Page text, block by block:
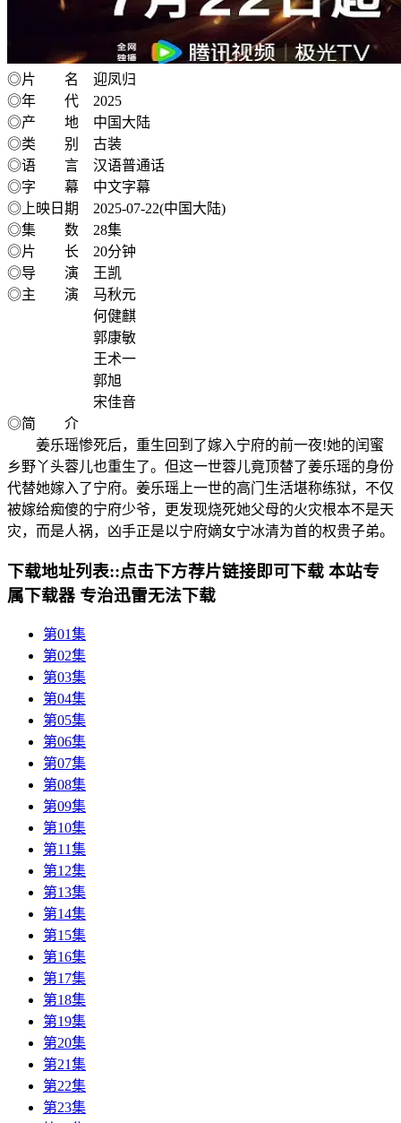
◎片 名 迎凤归
◎年 代 2025
◎产 地 中国大陆
◎类 别 古装
◎语 言 汉语普通话
◎字 幕 中文字幕
◎上映日期 2025-07-22(中国大陆)
◎集 数 28集
◎片 长 20分钟
◎导 演 王凯
◎主 演 马秋元
何健麒
郭康敏
王术一
郭旭
宋佳音
◎简 介
姜乐瑶惨死后，重生回到了嫁入宁府的前一夜!她的闰蜜
乡野丫头蓉儿也重生了。但这一世蓉儿竟顶替了姜乐瑶的身份
代替她嫁入了宁府。姜乐瑶上一世的高门生活堪称练狱，不仅
被嫁给痴傻的宁府少爷，更发现烧死她父母的火灾根本不是天
灾，而是人祸，凶手正是以宁府嫡女宁冰清为首的权贵子弟。
下载地址列表::点击下方荐片链接即可下载 本站专
属下载器 专治迅雷无法下载
第01集
第02集
第03集
第04集
第05集
第06集
第07集
第08集
第09集
第10集
第11集
第12集
第13集
第14集
第15集
第16集
第17集
第18集
第19集
第20集
第21集
第22集
第23集